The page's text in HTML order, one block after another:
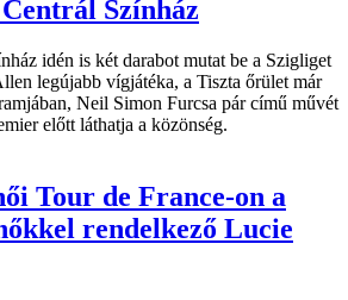
Színház
idén is két darabot mutat be a Szigliget
legújabb vígjátéka, a Tiszta őrület már
Neil Simon Furcsa pár című művét
előtt láthatja a közönség.
Tour de France-on a
rendelkező Lucie